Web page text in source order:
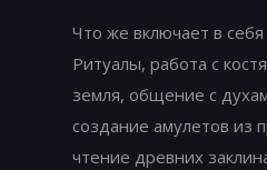
Что же включает в
Ритуалы, работа с
земля, общение с
создание амулетов из
чтение древних